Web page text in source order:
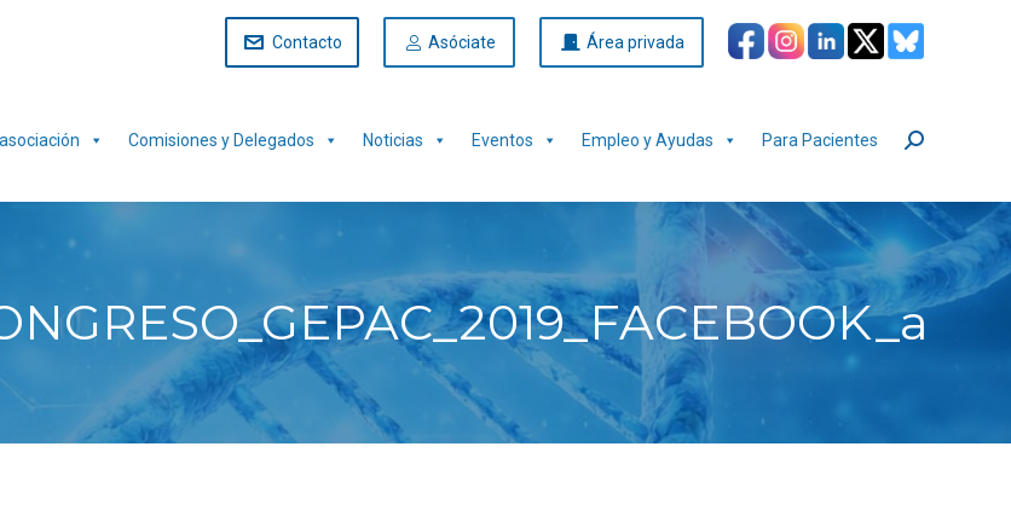
Contacto Asóciate Área privada
Comisiones y Delegados Noticias Eventos Empleo y Ayudas Para Pacientes Buscar: